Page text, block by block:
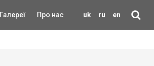
uk ru en
Галереї Про нас